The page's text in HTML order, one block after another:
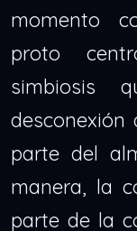
momento
proto
desconexión
parte del
manera, la
parte de la